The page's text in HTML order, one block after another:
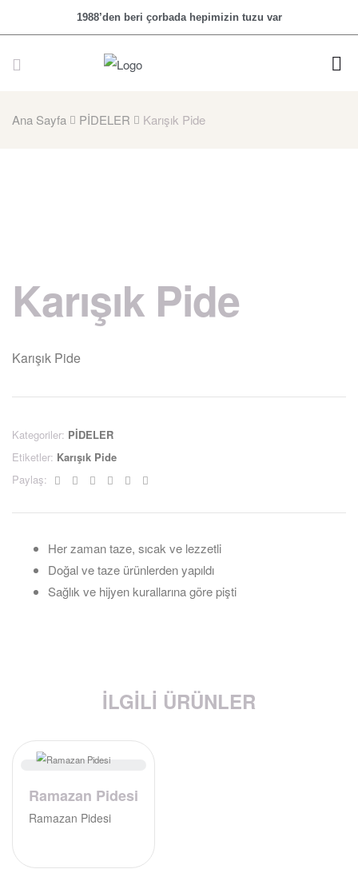
1988’den beri çorbada hepimizin tuzu var
Ana Sayfa PİDELER Karışık Pide
Karışık Pide
Karışık Pide
Kategoriler: PİDELER
Etiketler: Karışık Pide
Paylaş:
Facebook
TwitterLinkedinGoogle+Pinterest
Her zaman taze, sıcak ve lezzetli
Doğal ve taze ürünlerden yapıldı
Sağlık ve hijyen kurallarına göre pişti
İLGILI ÜRÜNLER
Ramazan Pidesi
Ramazan Pidesi